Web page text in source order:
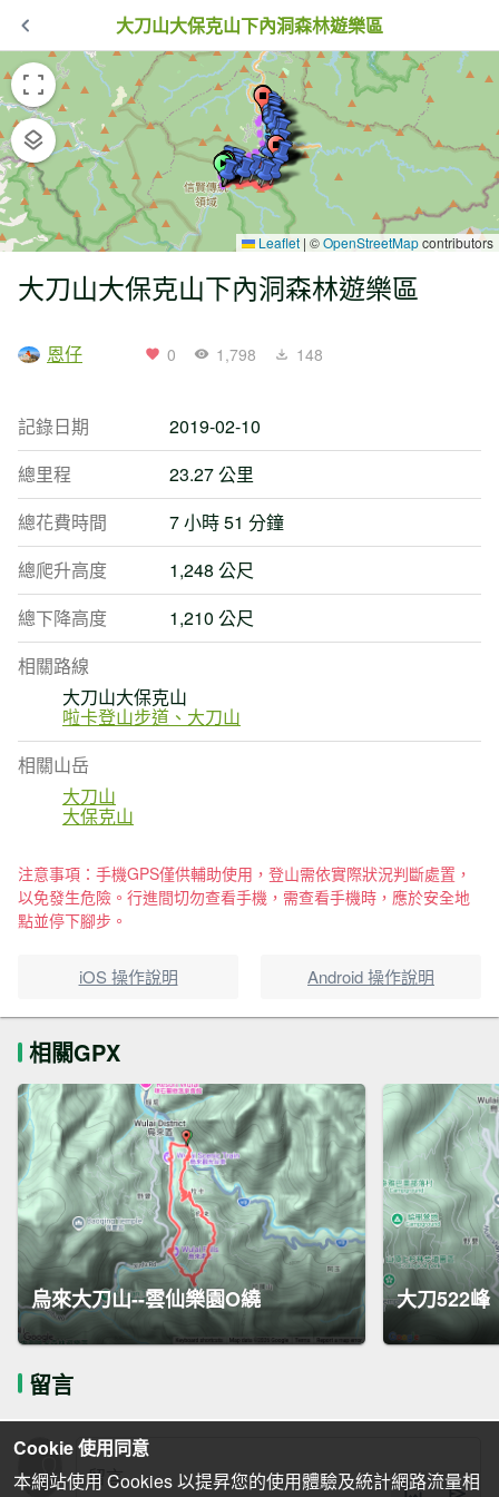
大刀山大保克山下內洞森林遊樂區
Leaflet | ©OpenStreetMapcontributors
大刀山大保克山下內洞森林遊樂區
恩仔 0 1,798 148
記錄日期
2019-02-10
總里程
23.27 公里
總花費時間
7 小時 51 分鐘
總爬升高度
1,248 公尺
總下降高度
1,210 公尺
相關路線
大刀山大保克山
啦卡登山步道、大刀山
相關山岳
大刀山
大保克山
注意事項：手機GPS僅供輔助使用，登山需依實際狀況判斷處置，
以免發生危險。行進間切勿查看手機，需查看手機時，應於安全地
點並停下腳步。
iOS 操作說明 Android 操作說明
相關GPX
烏來大刀山--雲仙樂園O繞 大刀522峰
留言
Cookie 使用同意
本網站使用 Cookies 以提昇您的使用體驗及統計網路流量相